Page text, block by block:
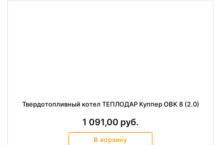
Твердотопливный котел ТЕПЛОДАР Куппер ОВК 8 (2.0)
1 091,00 руб.
В корзину